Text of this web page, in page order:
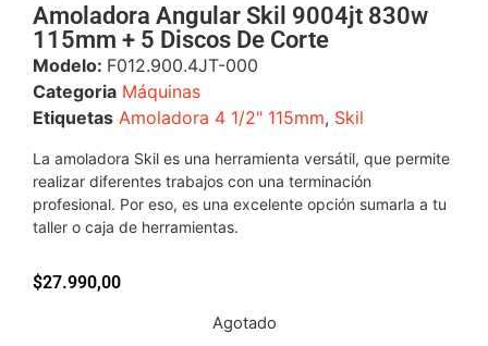
Amoladora Angular Skil 9004jt 830w
115mm + 5 Discos De Corte
Modelo: F012.900.4JT-000
Categoria Máquinas
Etiquetas Amoladora 4 1/2" 115mm, Skil
La amoladora Skil es una herramienta versátil, que permite
realizar diferentes trabajos con una terminación
profesional. Por eso, es una excelente opción sumarla a tu
taller o caja de herramientas.
$27.990,00
Agotado